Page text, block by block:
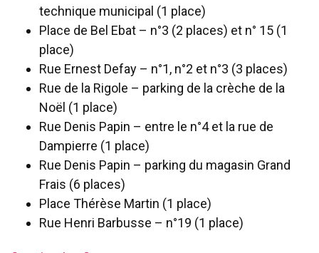
technique municipal (1 place)
Place de Bel Ebat – n°3 (2 places) et n° 15 (1
place)
Rue Ernest Defay – n°1, n°2 et n°3 (3 places)
Rue de la Rigole – parking de la crèche de la
Noël (1 place)
Rue Denis Papin – entre le n°4 et la rue de
Dampierre (1 place)
Rue Denis Papin – parking du magasin Grand
Frais (6 places)
Place Thérèse Martin (1 place)
Rue Henri Barbusse – n°19 (1 place)